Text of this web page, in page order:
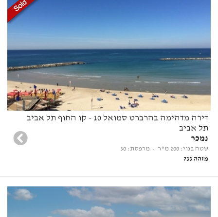
דירה מדהימה בהרברט סמואל 10 - קו החוף תל אביב
תל אביב
נמכר
שטח בנוי: 200 מ"ר
• מרפסת: 30
מזהה 733